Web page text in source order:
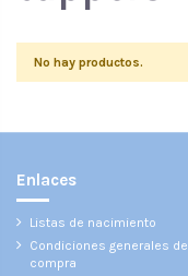
No hay productos.
Enlaces
Listas de nacimiento
Condiciones generales de
compra